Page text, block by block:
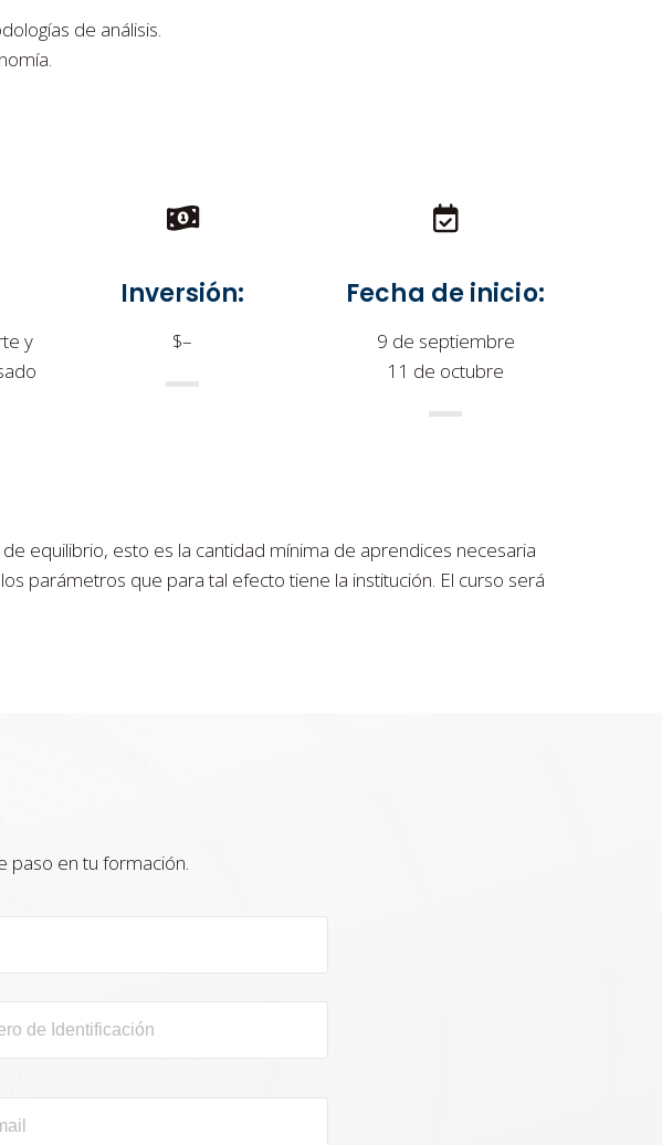
de análisis.
y
Inversión:
$–
Fecha de inicio:
9 de septiembre
11 de octubre
equilibrio, esto es la cantidad mínima de aprendices necesaria
parámetros que para tal efecto tiene la institución. El curso será
paso en tu formación.